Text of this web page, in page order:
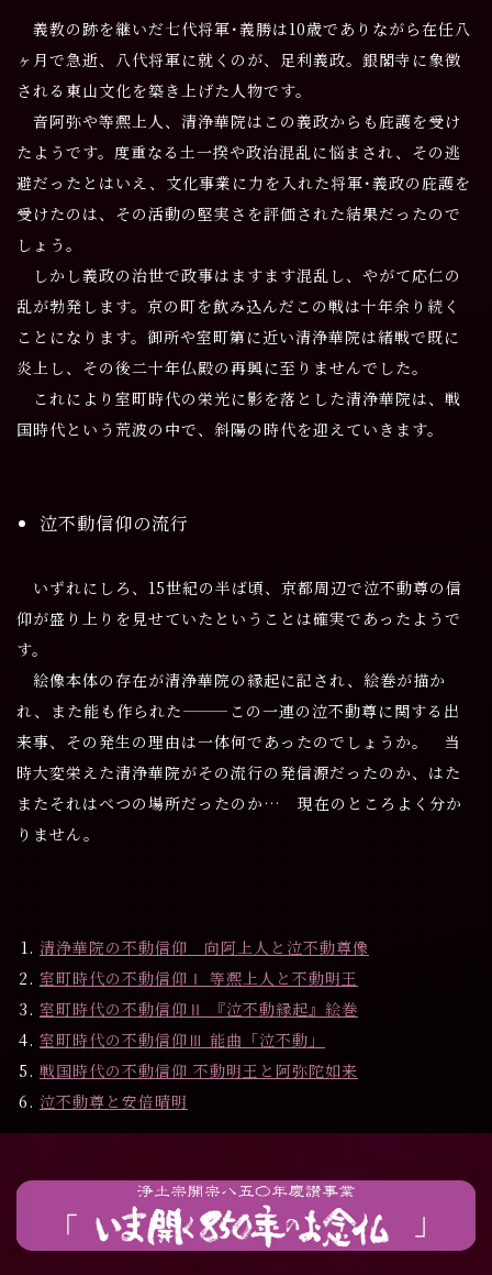
義教の跡を継いだ七代将軍･義勝は10歳でありながら在任八
ヶ月で急逝、八代将軍に就くのが、足利義政。銀閣寺に象徴
される東山文化を築き上げた人物です。
音阿弥や等凞上人、清浄華院はこの義政からも庇護を受け
たようです。度重なる土一揆や政治混乱に悩まされ、その逃
避だったとはいえ、文化事業に力を入れた将軍･義政の庇護を
受けたのは、その活動の堅実さを評価された結果だったので
しょう。
しかし義政の治世で政事はますます混乱し、やがて応仁の
乱が勃発します。京の町を飲み込んだこの戦は十年余り続く
ことになります。御所や室町第に近い清浄華院は緒戦で既に
炎上し、その後二十年仏殿の再興に至りませんでした。
これにより室町時代の栄光に影を落とした清浄華院は、戦
国時代という荒波の中で、斜陽の時代を迎えていきます。
泣不動信仰の流行
いずれにしろ、15世紀の半ば頃、京都周辺で泣不動尊の信
仰が盛り上りを見せていたということは確実であったようで
す。
絵像本体の存在が清浄華院の縁起に記され、絵巻が描か
れ、また能も作られた―――この一連の泣不動尊に関する出
来事、その発生の理由は一体何であったのでしょうか。
当
時大変栄えた清浄華院がその流行の発信源だったのか、はた
またそれはべつの場所だったのか…
現在のところよく分か
りません。
清浄華院の不動信仰 向阿上人と泣不動尊像
室町時代の不動信仰Ⅰ 等凞上人と不動明王
室町時代の不動信仰Ⅱ 『泣不動縁起』絵巻
室町時代の不動信仰Ⅲ 能曲「泣不動」
戦国時代の不動信仰 不動明王と阿弥陀如来
泣不動尊と安倍晴明